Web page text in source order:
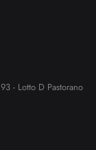
- Lotto D Pastorano